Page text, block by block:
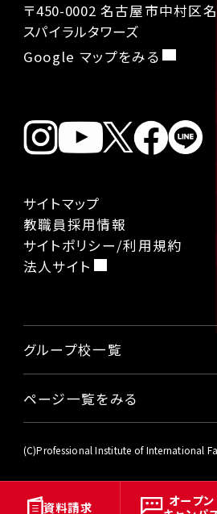
資料請求
オープン
〒450-0002 名古屋市中村区
スパイラルタワーズ
Google マップをみる
サイトマップ
教職員採用情報
サイトポリシー/利用規約
法人サイト
グループ校一覧
国際ファッション専門職大学
東京国際工科専門職大学
名古屋国際工科専門職大学
ページ一覧をみる
本学について
社会から学ぶビジネス
(C)Professional Institute of International